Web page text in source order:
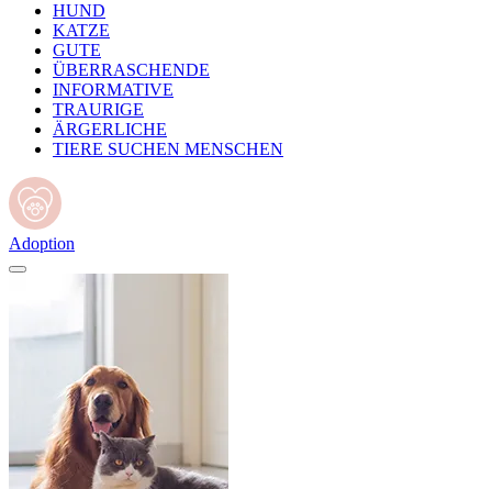
HUND
KATZE
GUTE
ÜBERRASCHENDE
INFORMATIVE
TRAURIGE
ÄRGERLICHE
TIERE SUCHEN MENSCHEN
Adoption